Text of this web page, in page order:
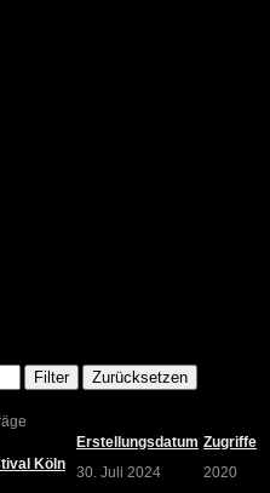
Filter Zurücksetzen
Erstellungsdatum Zugriffe
Köln
30. Juli 2024
2020